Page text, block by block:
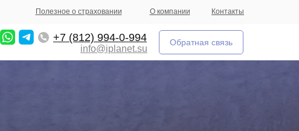
+7 (812) 994-0-994
info@iplanet.su
Обратная связь
Контакты
О компании
Полезное о страховании